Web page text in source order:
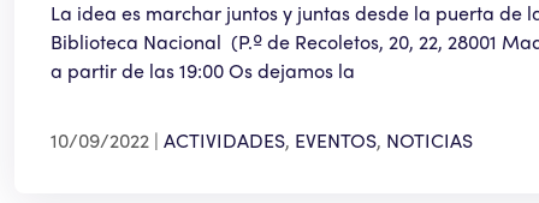
La idea es marchar juntos y juntas desde la puerta de
Biblioteca Nacional (P.º de Recoletos, 20, 22, 28001
a partir de las 19:00 Os dejamos la
10/09/2022 ACTIVIDADES, EVENTOS, NOTICIAS